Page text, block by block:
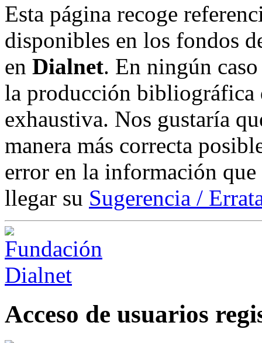
Esta página recoge
disponibles en los fondos
en Dialnet. En ningún
la producción bibliográfica
exhaustiva. Nos gustaría
manera más correcta
error en la información
llegar su Sugerencia /
Acceso de usuarios